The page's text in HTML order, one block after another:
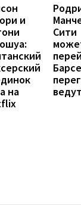
и
на
Сити